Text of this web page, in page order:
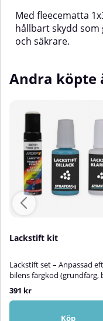
Med fleecematta
hållbart skydd
och säkrare.
Andra köpte
Lackstift kit
Lackstift set – Anpassad
bilens färgkod (grundfärg,
+ klarlack)Med vårt
lackstiftskit får du en
färgmatchning efter bilens
färgkod – komplett med
391 kr
Köp